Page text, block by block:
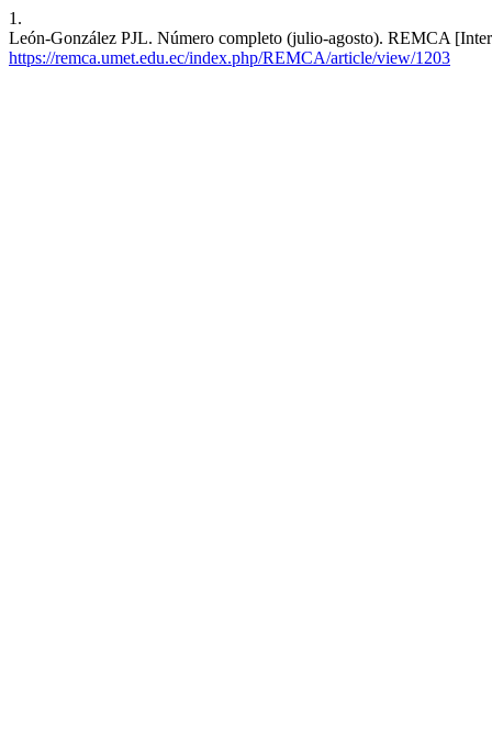
1.
León-González PJL. Número completo (julio-agosto). REMCA
https://remca.umet.edu.ec/index.php/REMCA/article/view/1203